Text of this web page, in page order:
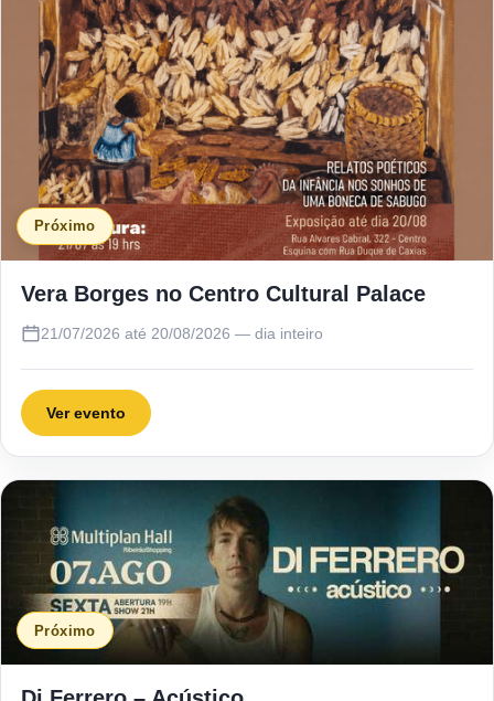
Próximo
Vera Borges no Centro Cultural Palace
21/07/2026 até 20/08/2026 — dia inteiro
Ver evento
Próximo